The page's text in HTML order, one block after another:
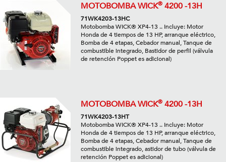
MOTOBOMBA WICK® 4200 -13H
71WK4203-13HC
Motobomba WICK® XP4-13 .. Incluye: Motor
Honda de 4 tiempos de 13 HP, arranque eléctrico,
Bomba de 4 etapas, Cebador manual, Tanque de
combustible integrado, Bastidor de perfil (válvula
de retención Poppet es adicional)
MOTOBOMBA WICK® 4200 -13H
71WK4203-13HT
Motobomba WICK® XP4-13 .. Incluye: Motor
Honda de 4 tiempos de 13 HP, arranque eléctrico,
Bomba de 4 etapas, Cebador manual, Tanque de
combustible integrado, astidor de tubo (válvula de
retención Poppet es adicional)